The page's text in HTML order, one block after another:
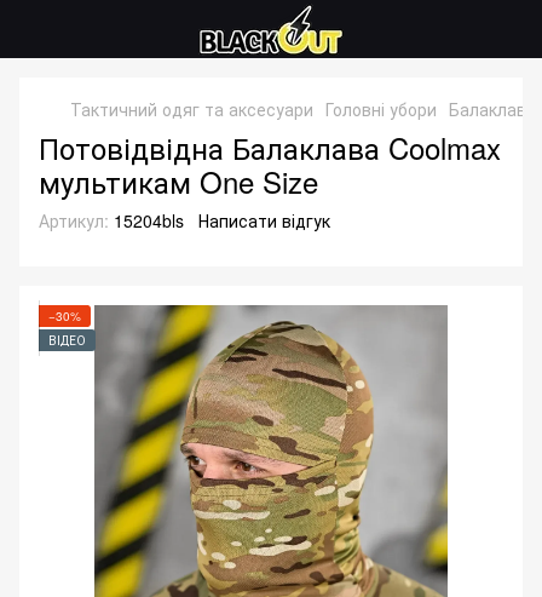
Тактичний одяг та аксесуари Головні убори Балаклави
Потовідвідна Балаклава Coolmax
мультикам One Size
Артикул: 15204bls Написати відгук
−30%
ВІДЕО